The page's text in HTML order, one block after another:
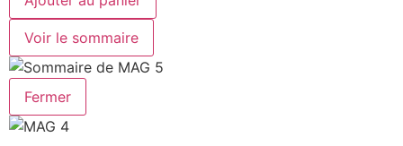
Voir le sommaire
Fermer